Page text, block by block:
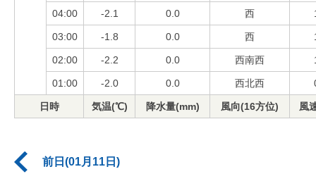
04:00 -2.1 0.0 西
03:00 -1.8 0.0 西
02:00 -2.2 0.0 西南西
01:00 -2.0 0.0 西北西
日時 気温(℃) 降水量(mm) 風向(16方位) 風
前日(01月11日)